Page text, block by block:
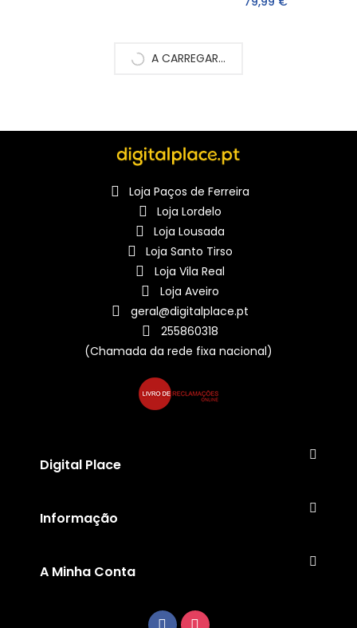
A CARREGAR...
Loja Paços de Ferreira
Loja Lordelo
Loja Lousada
Loja Santo Tirso
Loja Vila Real
Loja Aveiro
geral@digitalplace.pt
255860318
(Chamada da rede fixa nacional)
Digital Place
Informação
A Minha Conta